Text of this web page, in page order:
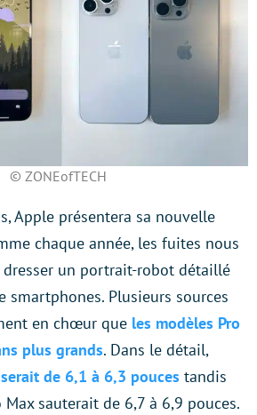
© ZONEofTECH
Apple présentera sa nouvelle
chaque année, les fuites nous
un portrait-robot détaillé
smartphones. Plusieurs sources
en chœur que les modèles Pro
plus grands. Dans le détail,
de 6,1 à 6,3 pouces tandis
Max sauterait de 6,7 à 6,9 pouces.